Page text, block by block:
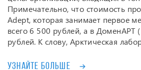
Примечательно, что стоимость
Adept, которая занимает первое
всего 6 500 рублей, а в
рублей. К слову, Арктическая
Узнайте больше